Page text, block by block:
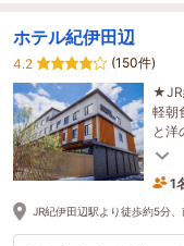
ホテル紀伊田辺
4.2
(150件)
★JR
軽朝
と洋
れ
1
JR紀伊田辺駅より徒歩約5分